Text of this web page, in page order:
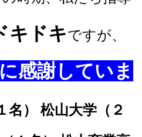
キドキですが、
感謝していま
名） 松山大学（２